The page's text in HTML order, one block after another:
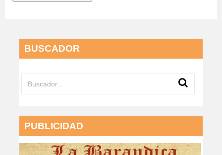
BUSCADOR
PUBLICIDAD